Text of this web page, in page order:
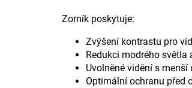
Zorník poskytuje:
Zvýšení kontrastu pro
Redukci modrého světla
Uvolněné vidění s
Optimální ochranu před